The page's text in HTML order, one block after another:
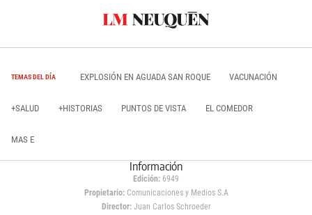
TEMAS DEL DÍA EXPLOSIÓN EN AGUADA SAN ROQUE VACUNACIÓN
+SALUD +HISTORIAS PUNTOS DE VISTA EL COMEDOR
MAS E
Información
Edición: 6949
Propietario:Comunicaciones y Medios S.A
Director: Juan Carlos Schroeder